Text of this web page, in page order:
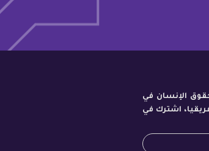
الإنسان في
اشترك في